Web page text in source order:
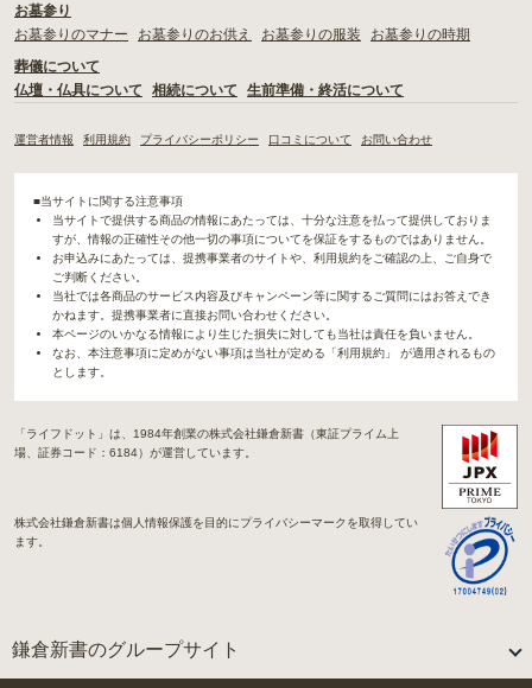
お墓参り
お墓参りのマナー
お墓参りのお供え お墓参りの服装
お墓参りの時期
葬儀について
仏壇・仏具について
相続について 生前準備・終活について
運営者情報 利用規約 プライバシーポリシー 口コミについて お問い合わせ
■当サイトに関する注意事項
当サイトで提供する商品の情報にあたっては、十分な注意を払って提供しておりま
すが、情報の正確性その他一切の事項についてを保証をするものではありません。
お申込みにあたっては、提携事業者のサイトや、利用規約をご確認の上、ご自身で
ご判断ください。
当社では各商品のサービス内容及びキャンペーン等に関するご質問にはお答えでき
かねます。提携事業者に直接お問い合わせください。
本ページのいかなる情報により生じた損失に対しても当社は責任を負いません。
なお、本注意事項に定めがない事項は当社が定める「利用規約」 が適用されるもの
とします。
「ライフドット」は、1984年創業の株式会社鎌倉新書（東証プライム上
場、証券コード：6184）が運営しています。
株式会社鎌倉新書は個人情報保護を目的にプライバシーマークを取得してい
ます。
鎌倉新書のグループサイト